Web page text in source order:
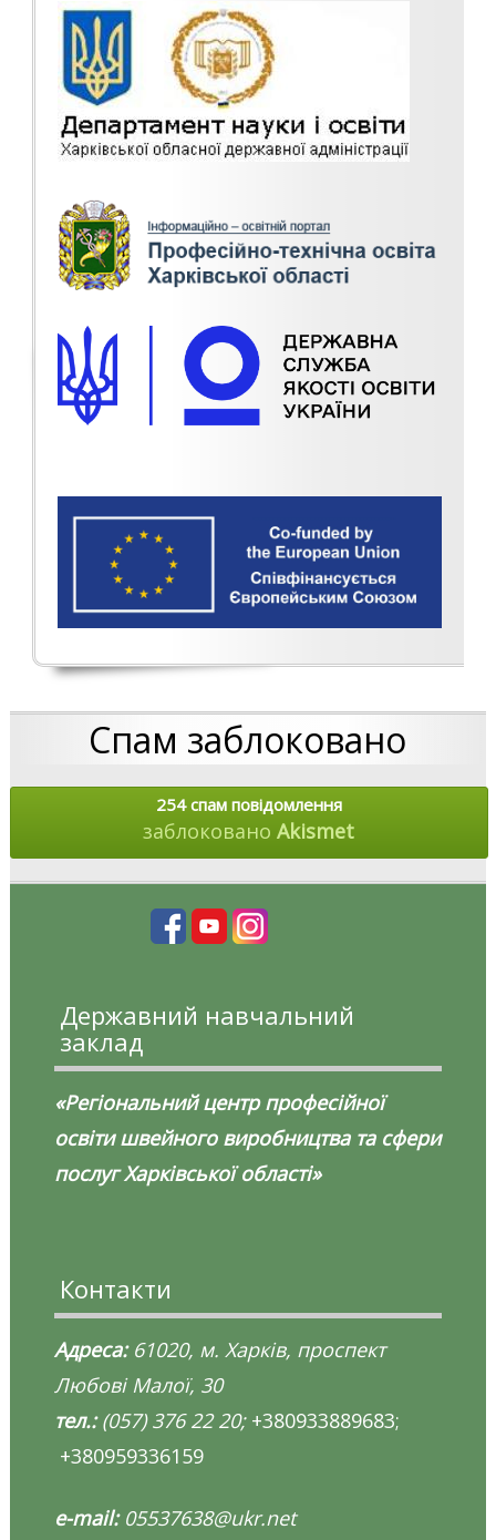
Спам заблоковано
254 спам повідомлення
заблокованоAkismet
Державний навчальний
заклад
«Регіональний центр професійної
освіти швейного виробництва та сфери
послуг Харківської області»
Контакти
Адреса:61020, м. Харків, проспект
Любові Малої, 30
тел.:(057) 376 22 20; +380933889683;
+380959336159
e-mail: 05537638@ukr.net